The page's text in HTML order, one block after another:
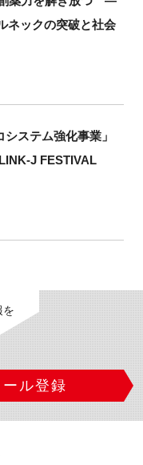
ネックの突破と社会
ステム強化事業」
J FESTIVAL
を
ル登録